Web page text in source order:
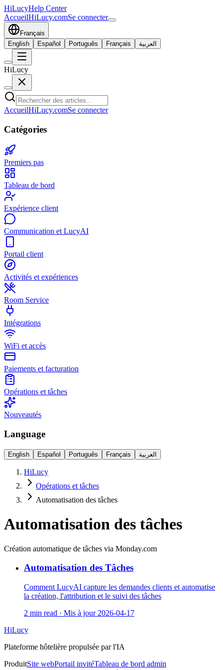
HiLucyHelp Center
AccueilHiLucy.comSe connecter
Français
English
Español Português Français العربية
HiLucy
AccueilHiLucy.comSe connecter
Catégories
Premiers pas
Tableau de bord
Expérience client
Communication et LucyAI
Portail client
Activités et expériences
Room Service
Intégrations
WiFi et accès
Paiements et facturation
Opérations et tâches
Nouveautés
Language
English Español Português Français العربية
HiLucy
Opérations et tâches
Automatisation des tâches
Automatisation des tâches
Création automatique de tâches via Monday.com
Automatisation des Tâches
Comment LucyAI capture les demandes clients et automatise
la création, l'attribution et le suivi des tâches
2 min read · Mis à jour 2026-04-17
HiLucy
Plateforme hôtelière propulsée par l'IA
ProduitSite webPortail invitéTableau de bord admin